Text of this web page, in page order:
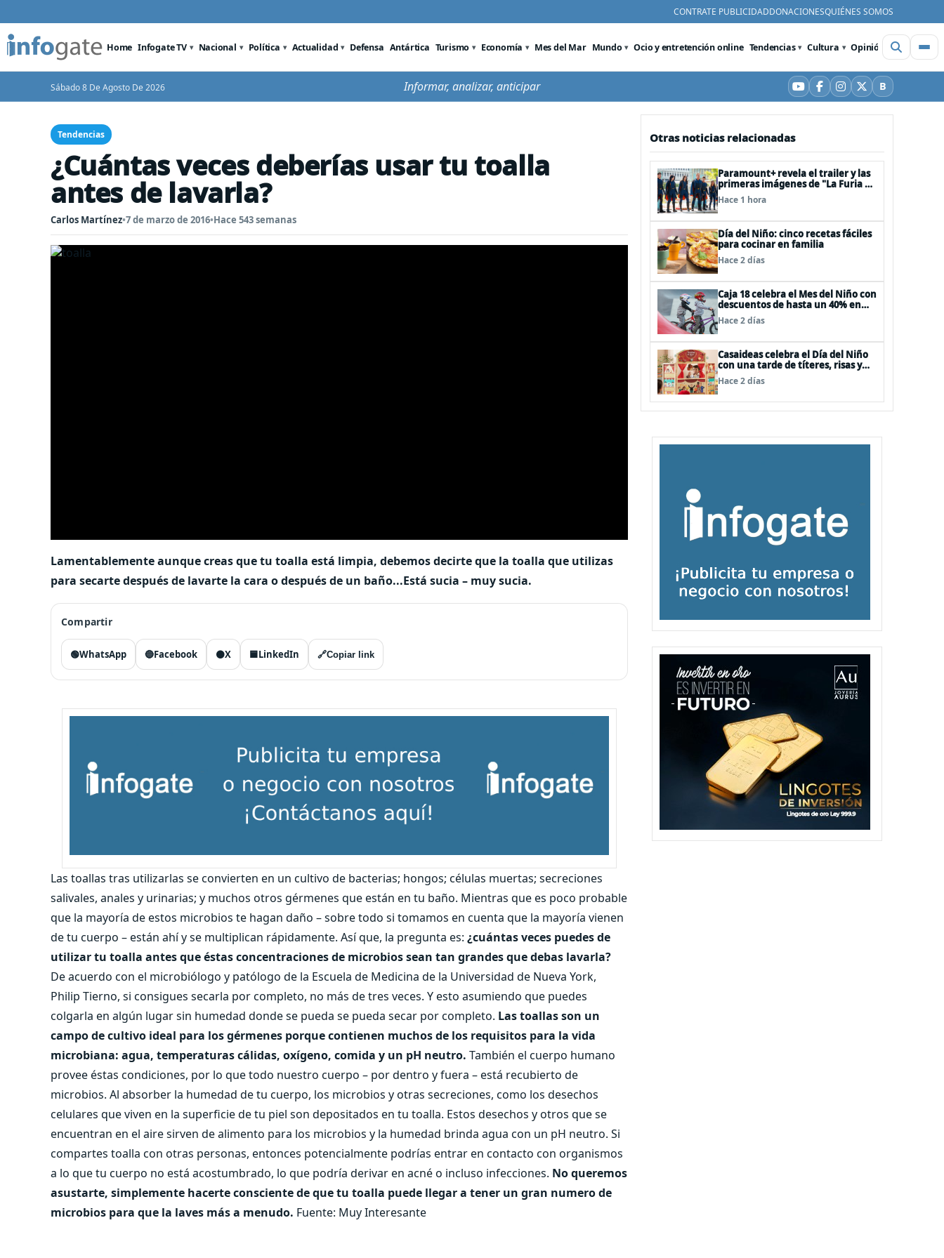
CONTRATE PUBLICIDADDONACIONESQUIÉNES SOMOS
Home Infogate TV Nacional Política Actualidad Defensa Antártica Turismo Economía Mes del Mar Mundo Ocio y entretención online Tendencias Cultura Opinión Videos
Sábado 8 De Agosto De 2026 Informar, analizar, anticipar YouTube
Facebook
Instagram
X BBluesky
Tendencias
¿Cuántas veces deberías usar tu toalla
antes de lavarla?
Carlos Martínez•7 de marzo de 2016•Hace 543 semanas
Lamentablemente aunque creas que tu toalla está limpia, debemos decirte que la toalla que utilizas
para secarte después de lavarte la cara o después de un baño...Está sucia – muy sucia.
Compartir
🟢WhatsApp 🔵Facebook ⚫X 🟦LinkedIn 🔗Copiar link
Las toallas tras utilizarlas se convierten en un cultivo de bacterias; hongos; células muertas; secreciones
salivales, anales y urinarias; y muchos otros gérmenes que están en tu baño. Mientras que es poco probable
que la mayoría de estos microbios te hagan daño – sobre todo si tomamos en cuenta que la mayoría vienen
de tu cuerpo – están ahí y se multiplican rápidamente. Así que, la pregunta es: ¿cuántas veces puedes de
utilizar tu toalla antes que éstas concentraciones de microbios sean tan grandes que debas lavarla?
De acuerdo con el microbiólogo y patólogo de la Escuela de Medicina de la Universidad de Nueva York,
Philip Tierno, si consigues secarla por completo, no más de tres veces. Y esto asumiendo que puedes
colgarla en algún lugar sin humedad donde se pueda se pueda secar por completo. Las toallas son un
campo de cultivo ideal para los gérmenes porque contienen muchos de los requisitos para la vida
microbiana: agua, temperaturas cálidas, oxígeno, comida y un pH neutro. También el cuerpo humano
provee éstas condiciones, por lo que todo nuestro cuerpo – por dentro y fuera – está recubierto de
microbios. Al absorber la humedad de tu cuerpo, los microbios y otras secreciones, como los desechos
celulares que viven en la superficie de tu piel son depositados en tu toalla. Estos desechos y otros que se
encuentran en el aire sirven de alimento para los microbios y la humedad brinda agua con un pH neutro. Si
compartes toalla con otras personas, entonces potencialmente podrías entrar en contacto con organismos
a lo que tu cuerpo no está acostumbrado, lo que podría derivar en acné o incluso infecciones. No queremos
asustarte, simplemente hacerte consciente de que tu toalla puede llegar a tener un gran numero de
microbios para que la laves más a menudo. Fuente: Muy Interesante
Otras noticias relacionadas
Paramount+ revela el trailer y las
primeras imágenes de "La Furia de
los Thundermans"
Hace 1 hora
Día del Niño: cinco recetas fáciles
para cocinar en familia
Hace 2 días
Caja 18 celebra el Mes del Niño con
descuentos de hasta un 40% en
panoramas, cine, shows y
streaming
Hace 2 días
Casaideas celebra el Día del Niño
con una tarde de títeres, risas y
sorpresas en el Mall Plaza Vespucio
Hace 2 días